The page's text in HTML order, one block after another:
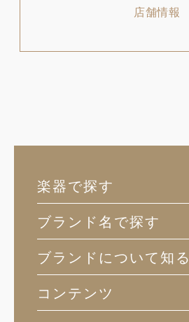
店舗情報
楽器で探す
ブランド名で探す
ブランドについて知る
コンテンツ